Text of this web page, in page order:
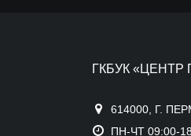
ГКБУК
614000, Г.
ПН-ЧТ 09:00-